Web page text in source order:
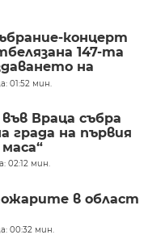
концерт
147-та
на
01:52 мин.
във Враца събра
града на първия
02:12 мин.
в област
00:32 мин.